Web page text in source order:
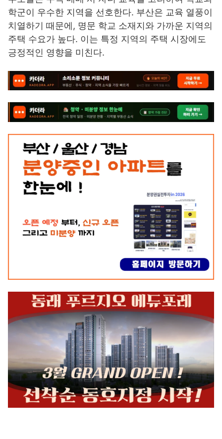
학군이 우수한 지역을 선호한다. 부산은 교육 열풍이
치열하기 때문에, 명문 학교 소재지와 가까운 지역의
주택 수요가 높다. 이는 특정 지역의 주택 시장에도
긍정적인 영향을 미친다.